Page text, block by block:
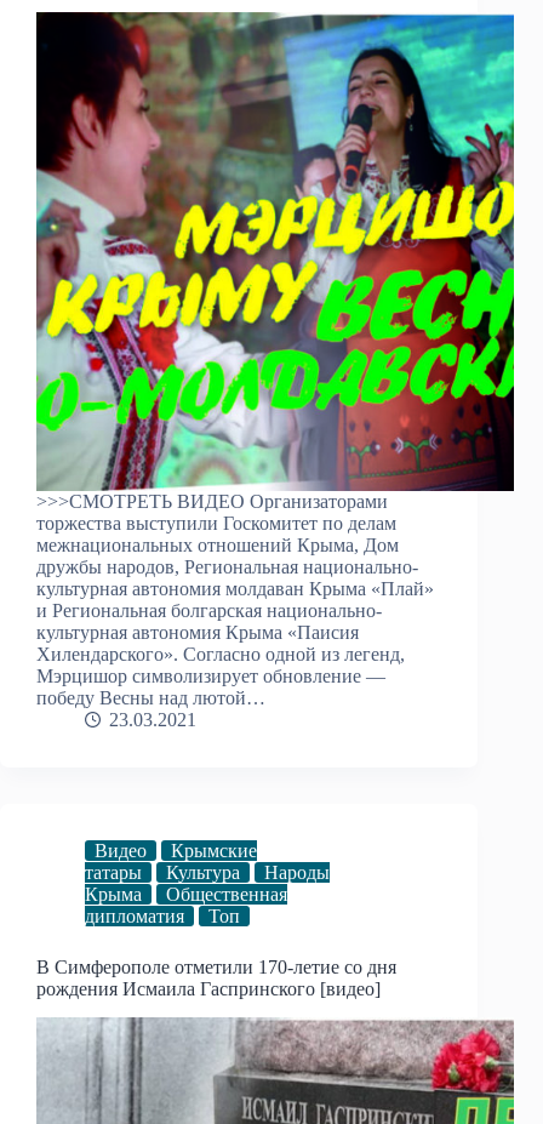
>>>СМОТРЕТЬ ВИДЕО Организаторами
торжества выступили Госкомитет по делам
межнациональных отношений Крыма, Дом
дружбы народов, Региональная национально-
культурная автономия молдаван Крыма «Плай»
и Региональная болгарская национально-
культурная автономия Крыма «Паисия
Хилендарского». Согласно одной из легенд,
Мэрцишор символизирует обновление —
победу Весны над лютой…
23.03.2021
Видео
Крымские
татары
Культура
Народы
Крыма
Общественная
дипломатия
Топ
В Симферополе отметили 170-летие со дня
рождения Исмаила Гаспринского [видео]